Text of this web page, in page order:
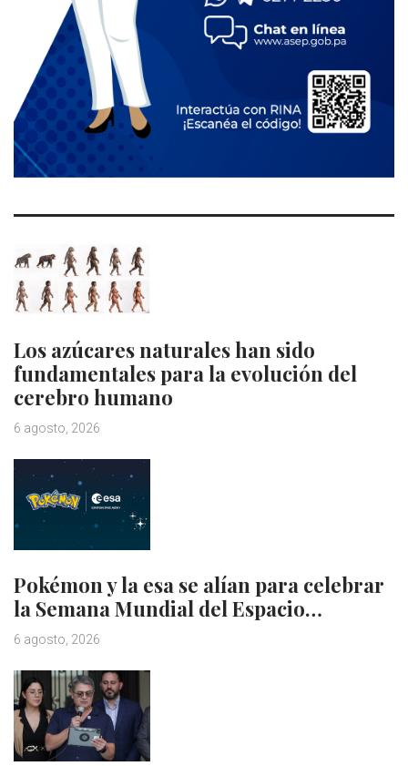
Los azúcares naturales han sido
fundamentales para la evolución del
cerebro humano
6 agosto, 2026
Pokémon y la esa se alían para celebrar
la Semana Mundial del Espacio…
6 agosto, 2026